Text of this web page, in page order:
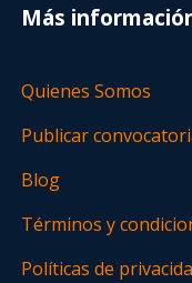
Más
Quienes Somos
Publicar
Blog
Términos y
Políticas de